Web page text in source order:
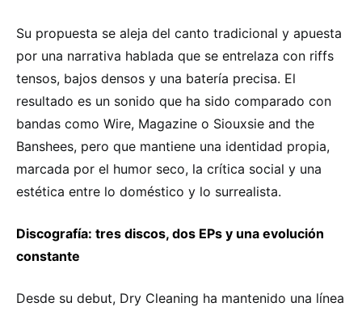
Su propuesta se aleja del canto tradicional y apuesta
por una narrativa hablada que se entrelaza con riffs
tensos, bajos densos y una batería precisa. El
resultado es un sonido que ha sido comparado con
bandas como Wire, Magazine o Siouxsie and the
Banshees, pero que mantiene una identidad propia,
marcada por el humor seco, la crítica social y una
estética entre lo doméstico y lo surrealista.
Discografía: tres discos, dos EPs y una evolución
constante
Desde su debut, Dry Cleaning ha mantenido una línea